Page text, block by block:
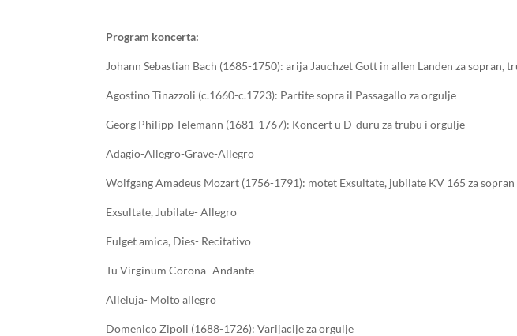
Program koncerta:
Johann Sebastian Bach (1685-1750): arija Jauchzet Gott in allen Landen za sopran,
Agostino Tinazzoli (c.1660-c.1723): Partite sopra il Passagallo za orgulje
Georg Philipp Telemann (1681-1767): Koncert u D-duru za trubu i orgulje
Adagio-Allegro-Grave-Allegro
Wolfgang Amadeus Mozart (1756-1791): motet Exsultate, jubilate KV 165 za
Exsultate, Jubilate- Allegro
Fulget amica, Dies- Recitativo
Tu Virginum Corona- Andante
Alleluja- Molto allegro
Domenico Zipoli (1688-1726): Varijacije za orgulje